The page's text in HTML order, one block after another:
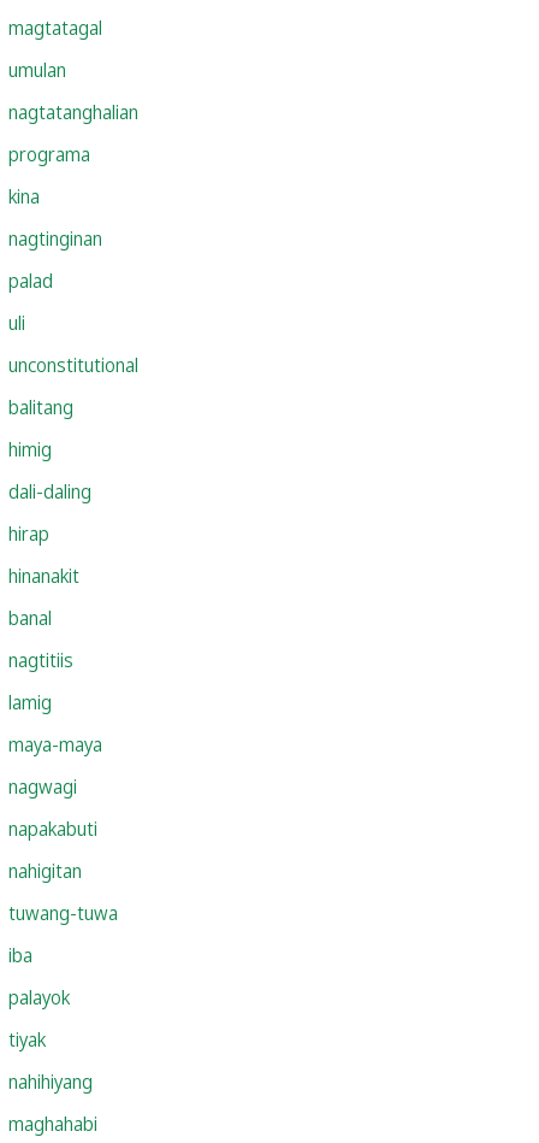
magtatagal
umulan
nagtatanghalian
programa
kina
nagtinginan
palad
uli
unconstitutional
balitang
himig
dali-daling
hirap
hinanakit
banal
nagtitiis
lamig
maya-maya
nagwagi
napakabuti
nahigitan
tuwang-tuwa
iba
palayok
tiyak
nahihiyang
maghahabi